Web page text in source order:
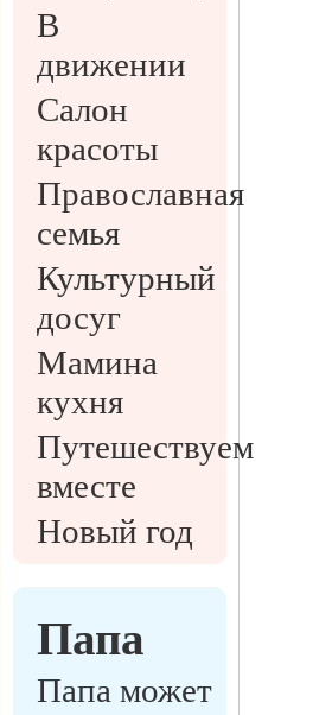
В
движении
Салон
красоты
Православная
семья
Культурный
досуг
Мамина
кухня
Путешествуем
вместе
Новый год
Папа
Папа может